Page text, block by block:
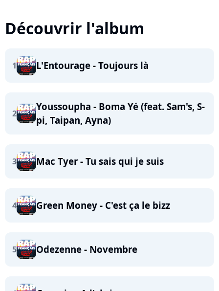
Découvrir l'album
1 L'Entourage - Toujours là
2
Youssoupha - Boma Yé (feat. Sam's, S-
pi, Taipan, Ayna)
3 Mac Tyer - Tu sais qui je suis
4 Green Money - C'est ça le bizz
5 Odezenne - Novembre